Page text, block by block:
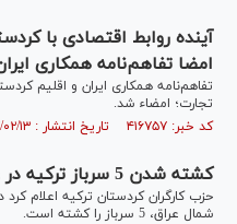
آینده روابط اقتصادی با
امضا تفاهم‌نامه همکاری
تفاهم‌نامه همکاری ایران و اقلیم
تجارت؛ امضاء شد.
کد خبر: ۴۱۶۷۵۷ تاریخ انتشار : ۱۳۹۷/۰۲/۱۳
کشته شدن 5 سرباز ترکیه در عراق
حزب کارگران کردستان ترکیه اعلام
شمال عراق، 5 سرباز را کشته است.